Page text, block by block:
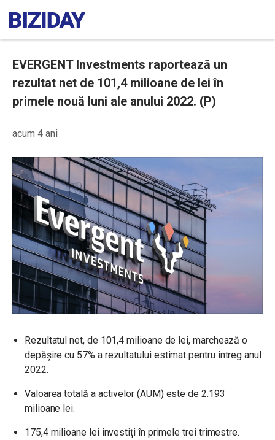
EVERGENT Investments raportează un
rezultat net de 101,4 milioane de lei în
primele nouă luni ale anului 2022. (P)
acum 4 ani
Rezultatul net, de 101,4 milioane de lei, marchează o
depășire cu 57% a rezultatului estimat pentru întreg anul
2022.
Valoarea totală a activelor (AUM) este de 2.193
milioane lei.
175,4 milioane lei investiți în primele trei trimestre.